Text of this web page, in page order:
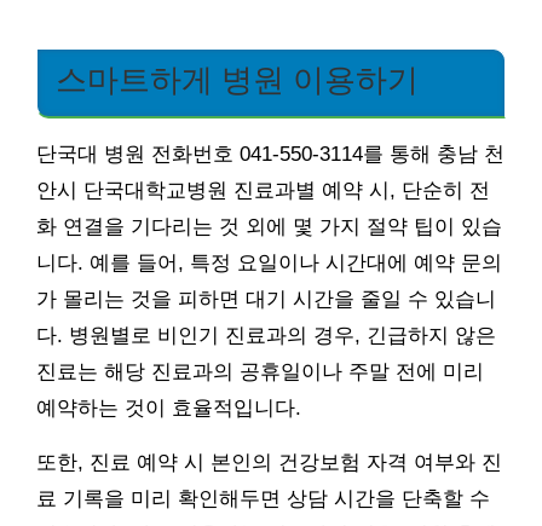
스마트하게 병원 이용하기
단국대 병원 전화번호 041-550-3114를 통해 충남 천
안시 단국대학교병원 진료과별 예약 시, 단순히 전
화 연결을 기다리는 것 외에 몇 가지 절약 팁이 있습
니다. 예를 들어, 특정 요일이나 시간대에 예약 문의
가 몰리는 것을 피하면 대기 시간을 줄일 수 있습니
다. 병원별로 비인기 진료과의 경우, 긴급하지 않은
진료는 해당 진료과의 공휴일이나 주말 전에 미리
예약하는 것이 효율적입니다.
또한, 진료 예약 시 본인의 건강보험 자격 여부와 진
료 기록을 미리 확인해두면 상담 시간을 단축할 수